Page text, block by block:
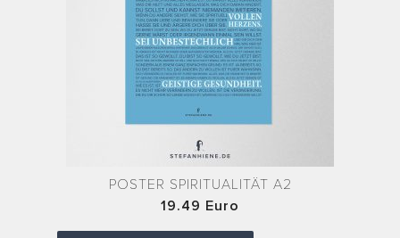
POSTER SPIRITUALITÄT A2
19.49 Euro